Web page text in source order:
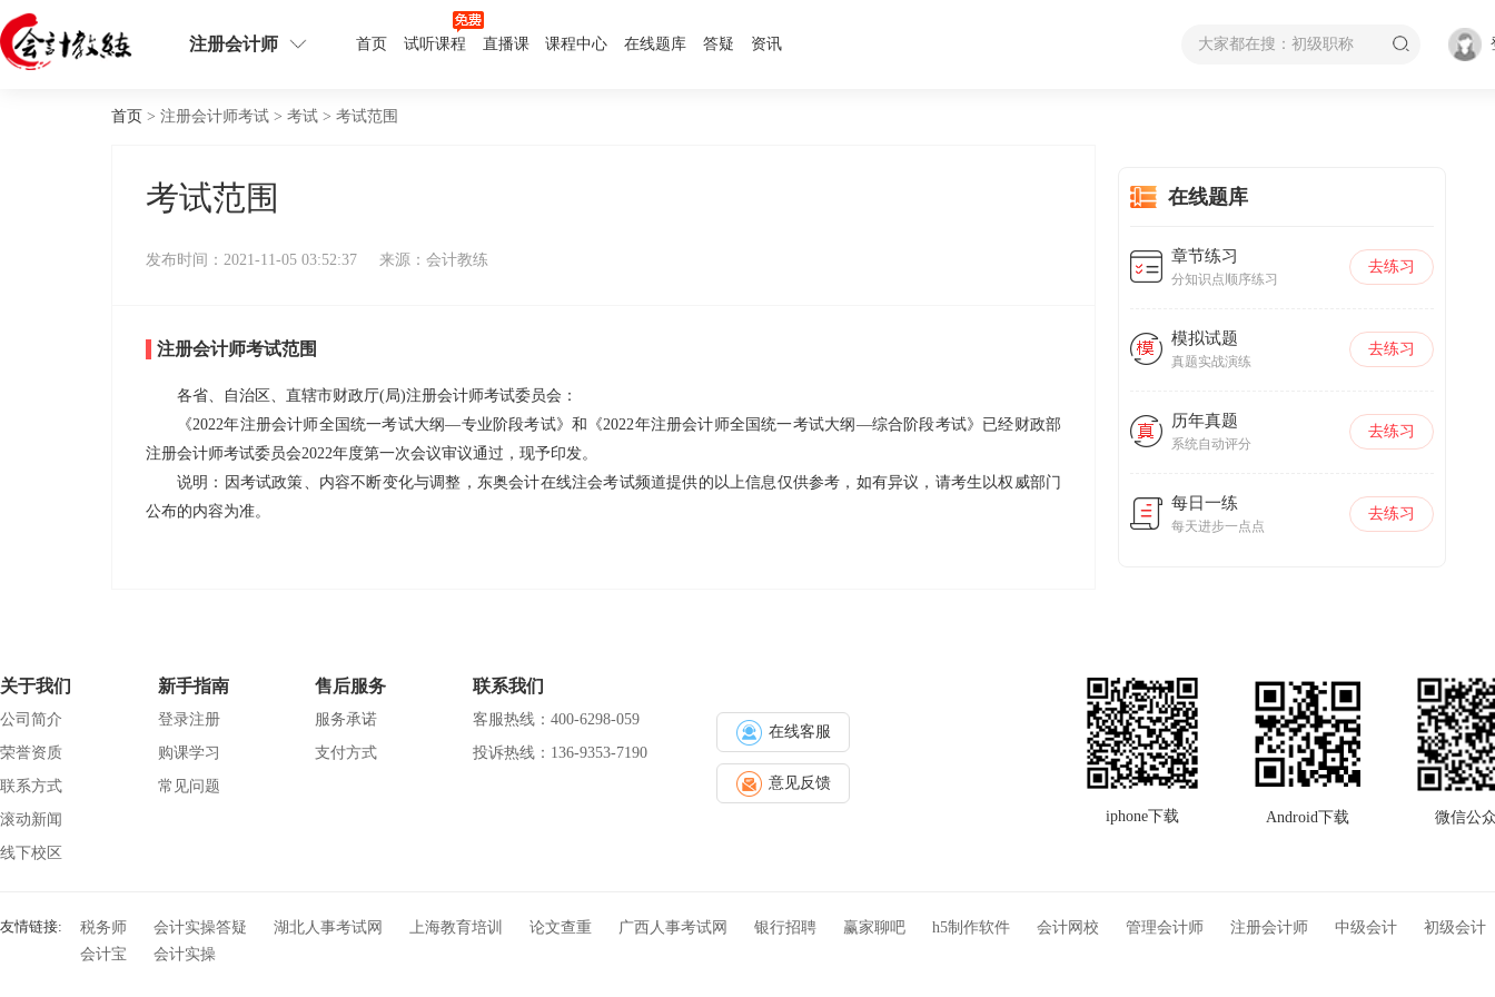
注册会计师 首页 试听课程 直播课 课程中心 在线题库 答疑 资讯
首页 > 注册会计师考试 > 考试 > 考试范围
考试范围
发布时间：2021-11-05 03:52:37 来源：会计教练
注册会计师考试范围
各省、自治区、直辖市财政厅(局)注册会计师考试委员会：
《2022年注册会计师全国统一考试大纲—专业阶段考试》和《2022年注册会计师全国统一考试大纲—综合阶段考试》已经财政部
注册会计师考试委员会2022年度第一次会议审议通过，现予印发。
说明：因考试政策、内容不断变化与调整，东奥会计在线注会考试频道提供的以上信息仅供参考，如有异议，请考生以权威部门
公布的内容为准。
在线题库
章节练习
分知识点顺序练习
去练习
模拟试题
真题实战演练
去练习
历年真题
系统自动评分
去练习
每日一练
每天进步一点点
去练习
关于我们
公司简介
荣誉资质
联系方式
滚动新闻
线下校区
新手指南
登录注册
购课学习
常见问题
售后服务
服务承诺
支付方式
联系我们
客服热线：400-6298-059
投诉热线：136-9353-7190
在线客服
意见反馈
iphone下载
Android下载 微信公
友情链接: 税务师 会计实操答疑 湖北人事考试网 上海教育培训 论文查重 广西人事考试网 银行招聘 赢家聊吧 h5制作软件 会计网校 管理会计师 注册会计师 中级会计
初级会计
会计宝
会计实操